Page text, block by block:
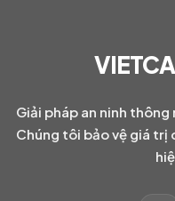
Giải pháp an ninh
Chúng tôi bảo vệ giá trị